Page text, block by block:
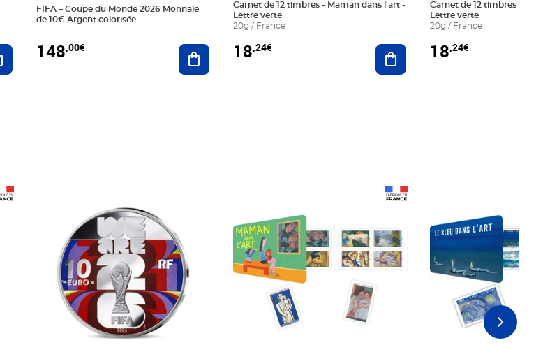
Ajouter au panier
FIFA – Coupe du Monde 2026 Monnaie
de 10€ Argent colorisée
148,00€ Ajouter au panier
Carnet de 12 timbres - Maman dans l'art -
Lettre verte
20g / France
18,24€ Ajouter au panier
Carnet de 12 timbres - Le
Lettre verte
20g / France
18,24€